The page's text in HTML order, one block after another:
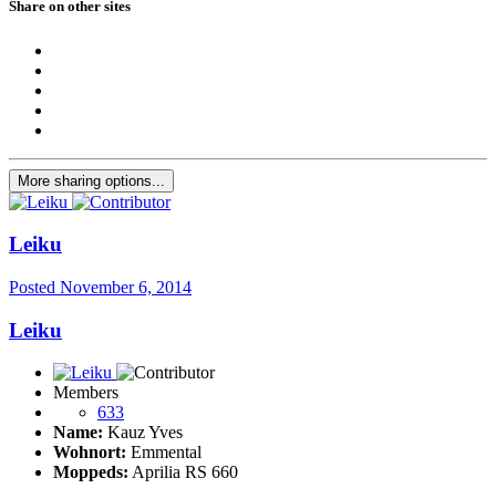
Share on other sites
More sharing options...
Leiku
Posted November 6, 2014
Leiku
Members
633
Name: Kauz Yves
Wohnort: Emmental
Moppeds: Aprilia RS 660